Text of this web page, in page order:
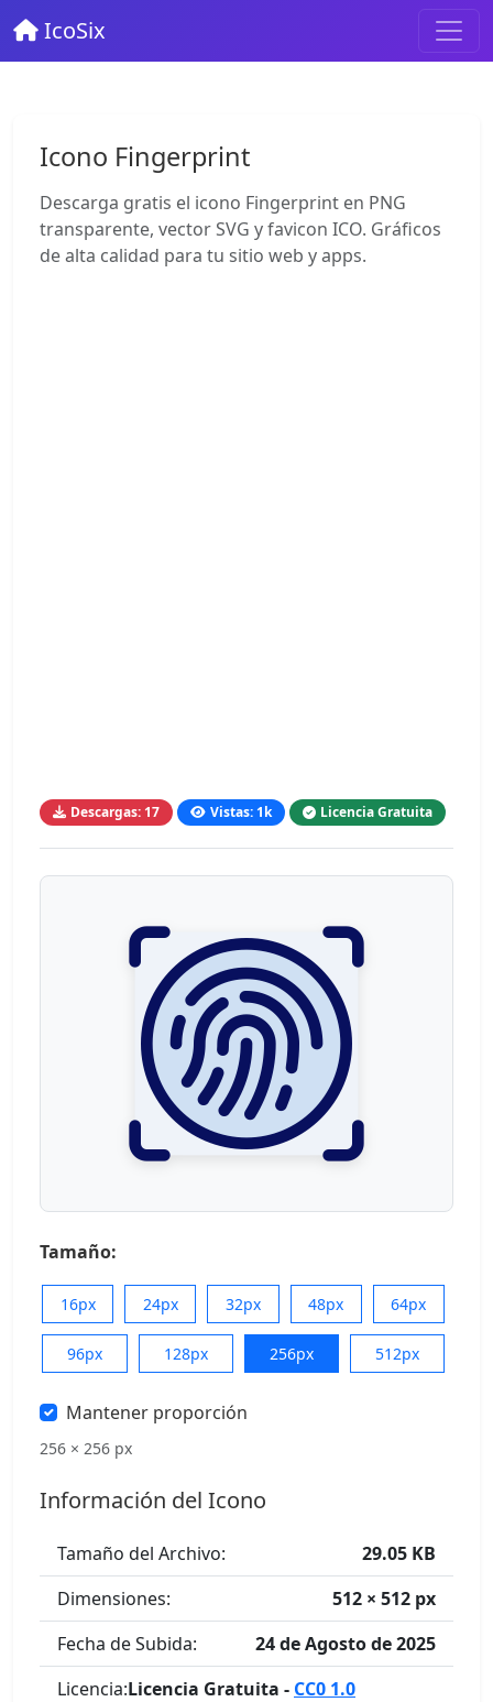
IcoSix
Icono Fingerprint
Descarga gratis el icono Fingerprint en PNG
transparente, vector SVG y favicon ICO. Gráficos
de alta calidad para tu sitio web y apps.
Descargas: 17 Vistas: 1k Licencia Gratuita
Tamaño:
16px 24px 32px 48px 64px
96px 128px 256px 512px
Mantener proporción
256 × 256 px
Información del Icono
Tamaño del Archivo:
29.05 KB
Dimensiones:
512 × 512 px
Fecha de Subida:
24 de Agosto de 2025
Licencia:Licencia Gratuita - CC0 1.0